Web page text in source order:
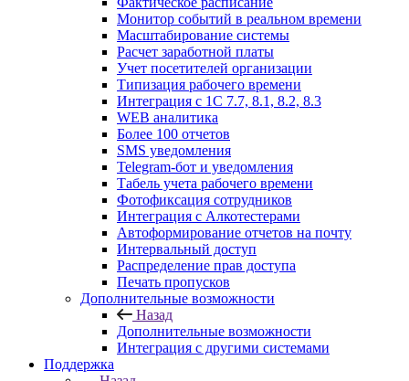
Монитор событий в реальном времени
Масштабирование системы
Расчет заработной платы
Учет посетителей организации
Типизация рабочего времени
Интеграция с 1С 7.7, 8.1, 8.2, 8.3
WEB аналитика
Более 100 отчетов
SMS уведомления
Telegram-бот и уведомления
Табель учета рабочего времени
Фотофиксация сотрудников
Интеграция с Алкотестерами
Автоформирование отчетов на почту
Интервальный доступ
Распределение прав доступа
Печать пропусков
Дополнительные возможности
Назад
Дополнительные возможности
Интеграция с другими системами
Поддержка